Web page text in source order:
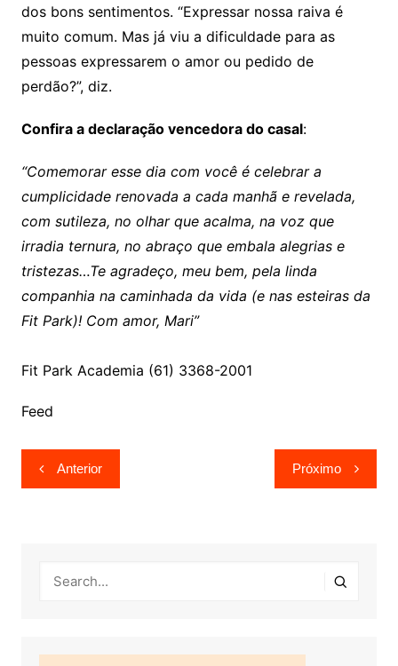
dos bons sentimentos. “Expressar nossa raiva é
muito comum. Mas já viu a dificuldade para as
pessoas expressarem o amor ou pedido de
perdão?”, diz.
Confira a declaração vencedora do casal:
“Comemorar esse dia com você é celebrar a
cumplicidade renovada a cada manhã e revelada,
com sutileza, no olhar que acalma, na voz que
irradia ternura, no abraço que embala alegrias e
tristezas…Te agradeço, meu bem, pela linda
companhia na caminhada da vida (e nas esteiras da
Fit Park)! Com amor, Mari”
Fit Park Academia (61) 3368-2001
Feed
Navegação
de
Anterior Próximo